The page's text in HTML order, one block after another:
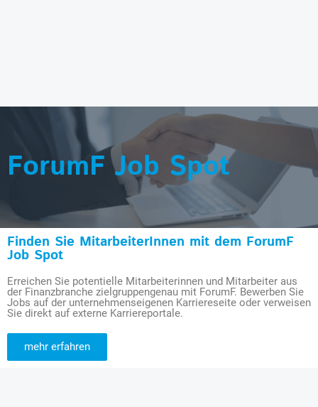
ForumF Job Spot
Finden Sie MitarbeiterInnen mit dem ForumF
Job Spot
Erreichen Sie potentielle Mitarbeiterinnen und Mitarbeiter aus
der Finanzbranche zielgruppengenau mit ForumF. Bewerben Sie
Jobs auf der unternehmenseigenen Karriereseite oder verweisen
Sie direkt auf externe Karriereportale.
mehr erfahren